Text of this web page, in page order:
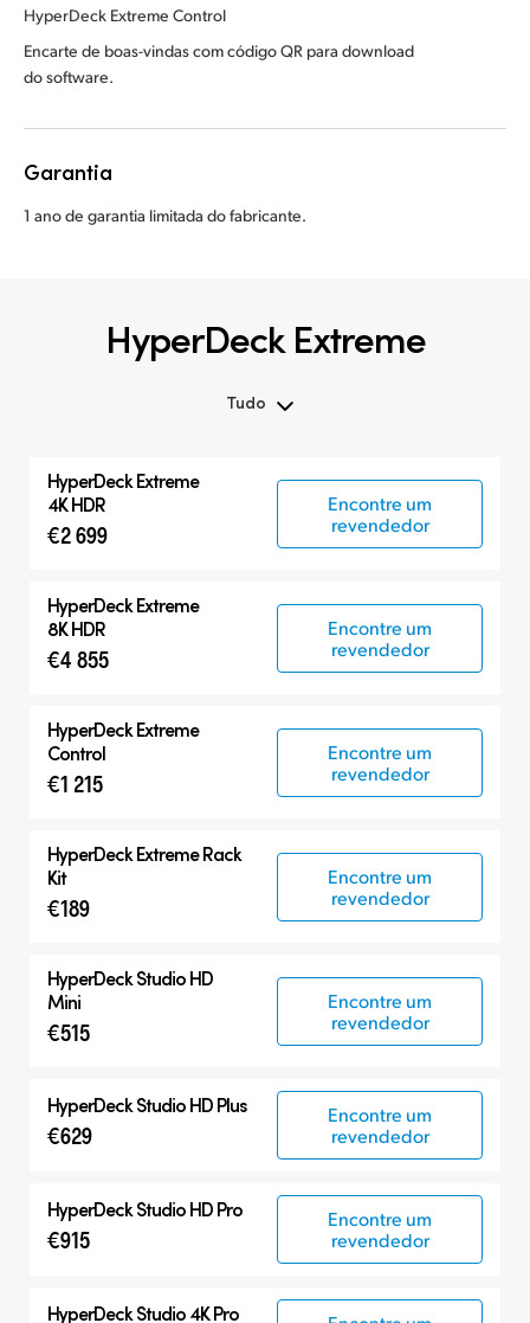
HyperDeck Extreme Control
Encarte de boas-vindas com código QR para download
do software.
Garantia
1 ano de garantia limitada do fabricante.
HyperDeck Extreme
Tudo
HyperDeck Extreme
HyperDeck Extreme
4K HDR
€2 699
Encontre um
revendedor
HyperDeck Extreme
8K HDR
€4 855
Encontre um
revendedor
HyperDeck Extreme
Control
€1 215
Encontre um
revendedor
HyperDeck Extreme Rack
Kit
€189
Encontre um
revendedor
HyperDeck Studio HD
Mini
€515
Encontre um
revendedor
HyperDeck Studio HD Plus
€629
Encontre um
revendedor
HyperDeck Studio HD Pro
€915
Encontre um
revendedor
HyperDeck Studio 4K Pro